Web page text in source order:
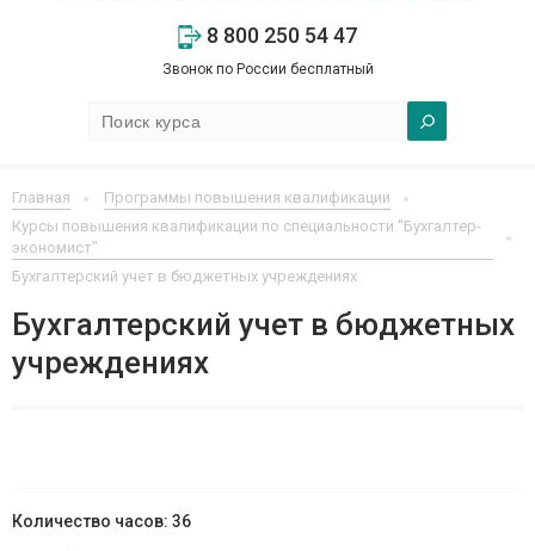
8 800 250 54 47
Звонок по России бесплатный
Главная
Программы повышения квалификации
Курсы повышения квалификации по специальности "Бухгалтер-
экономист"
Бухгалтерский учет в бюджетных учреждениях
Бухгалтерский учет в бюджетных
учреждениях
36